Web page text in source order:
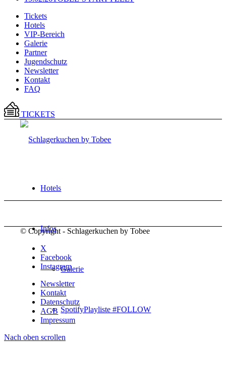
Tickets
Hotels
VIP-Bereich
Galerie
Partner
Jugendschutz
Newsletter
Kontakt
FAQ
TICKETS
Hotels
Infos
Galerie
SpotifyPlayliste #FOLLOW
© Copyright - Schlagerkuchen by Tobee
X
Facebook
Instagram
Newsletter
Kontakt
Datenschutz
AGB
Impressum
Nach oben scrollen